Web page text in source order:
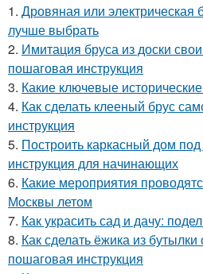
1. Дровяная или электрическая
лучше выбрать
2. Имитация бруса из доски
пошаговая инструкция
3. Какие ключевые
4. Как сделать клееный брус
инструкция
5. Построить каркасный дом
инструкция для начинающих
6. Какие мероприятия
Москвы летом
7. Как украсить сад и дачу:
8. Как сделать ёжика из
пошаговая инструкция